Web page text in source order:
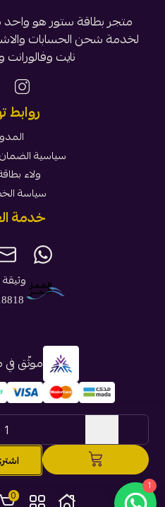
0
متجر بطاقة ستور هو
لخدمة شحن الحسابات
نايت وفالورانت
روابط
سياسية
ولاء
سياسة
خدمة
موثّق في
الحقوق محفوظة | 2026
1